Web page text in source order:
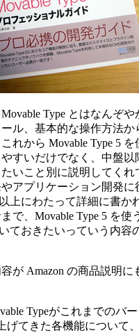
Type とはなんぞや
ル、基本的な操作方法か
れから Movable Type 5
すいだけでなく、中盤以
いこと別に説明してくれ
アプリケーション開発に
上にわたって詳細に書か
で、Movable Type 5 を使
ておきたいっていう内容
が Amazon の商品説明に
Typeがこれまでのバ
げてきた各機能について